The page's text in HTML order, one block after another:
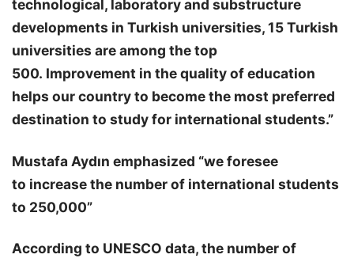
technological, laboratory and substructure
developments in Turkish universities, 15 Turkish
universities are among the top
500. Improvement in the quality of education
helps our country to become the most preferred
destination to study for international students.”
Mustafa Aydın emphasized “we foresee
to increase the number of international students
to 250,000”
According to UNESCO data, the number of